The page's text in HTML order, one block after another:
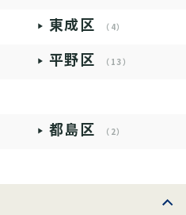
東成区 （4）
平野区 （13）
都島区 （2）